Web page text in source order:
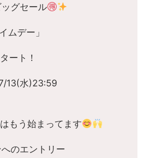
グセール
ムデー」
ート！
13(水)23:59
もう始まってます
のエントリー